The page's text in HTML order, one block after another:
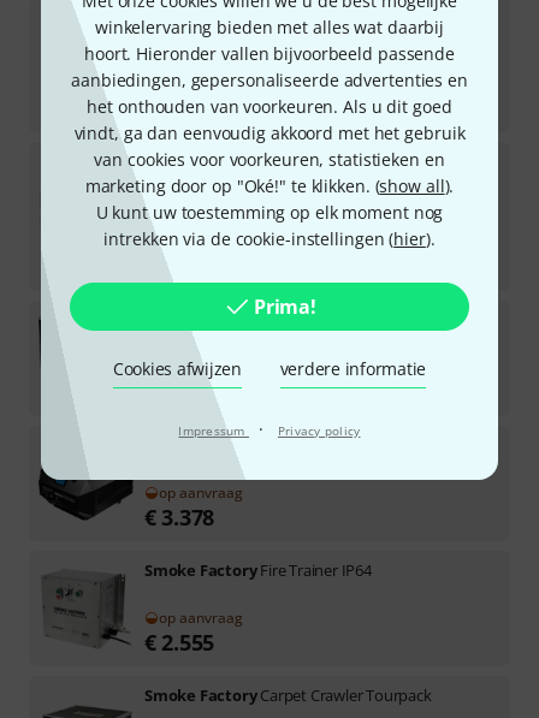
winkelervaring bieden met alles wat daarbij
hoort. Hieronder vallen bijvoorbeeld passende
aanbiedingen, gepersonaliseerde advertenties en
het onthouden van voorkeuren. Als u dit goed
vindt, ga dan eenvoudig akkoord met het gebruik
van cookies voor voorkeuren, statistieken en
marketing door op "Oké!" te klikken. (show all).
U kunt uw toestemming op elk moment nog
intrekken via de cookie-instellingen (hier).
Prima!
Cookies afwijzen verdere informatie
Impressum · Privacy policy
Smoke Factory Scotty II Fog Fluid 1L
Direct leverbaar
€22
€22/ l
Smoke FactoryTour Hazer II-S B-Stock
15
Direct leverbaar
€1.049
-13%
Smoke Factory IP Falcon
Direct leverbaar
€3.385
Smoke Factory Fog Blaster
op aanvraag
€ 3.378
Smoke FactoryFire Trainer IP64
op aanvraag
€ 2.555
Smoke FactoryCarpet Crawler Tourpack